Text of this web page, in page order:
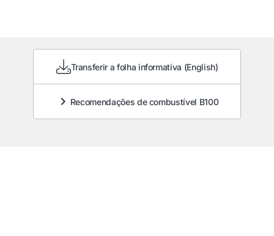
Transferir a folha informativa (English)
Recomendações de combustível B100